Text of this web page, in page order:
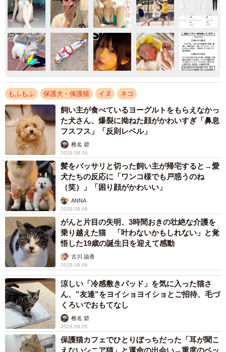
もふもふ 保護犬・保護猫 イヌ ネコ
飼い主が食べているヨーグルトをもらえなかっ
た犬さん、爆裂に拗ねた顔がかわいすぎ「鼻息
フスフス」「反則レベル」
椎名 碧
2026.08.06
髪をバッサリと切った飼い主が帰宅すると→愛
犬たちの反応に「ワンコ様でも戸惑うのね
（笑）」「困り顔がかわいい」
ANNA
2026.08.06
がんと片目の失明、3時間おきの壮絶な介護を
乗り越えた猫 「叶わないかもしれない」と覚
悟した19歳の誕生日を迎えて感動
古川 諭香
2026.08.06
涼しい「冷感敷きパッド」を気に入った猫さ
ん、”友達”をヨイショヨイショとご招待、毛づ
くろいでおもてなし
椎名 碧
2026.08.05
保護猫カフェでひとりぼっちだった「耳が聞こ